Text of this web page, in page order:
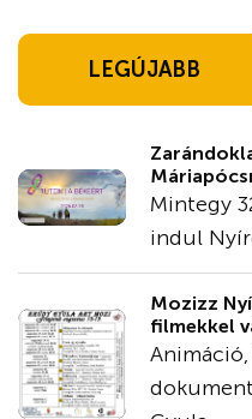
LEGÚJABB
Mintegy
indul
Mozizz
filmekkel